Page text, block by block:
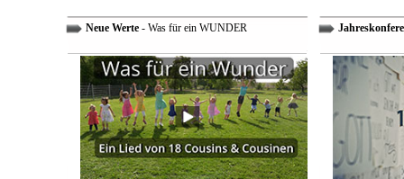
Neue Werte- Was für ein WUNDER